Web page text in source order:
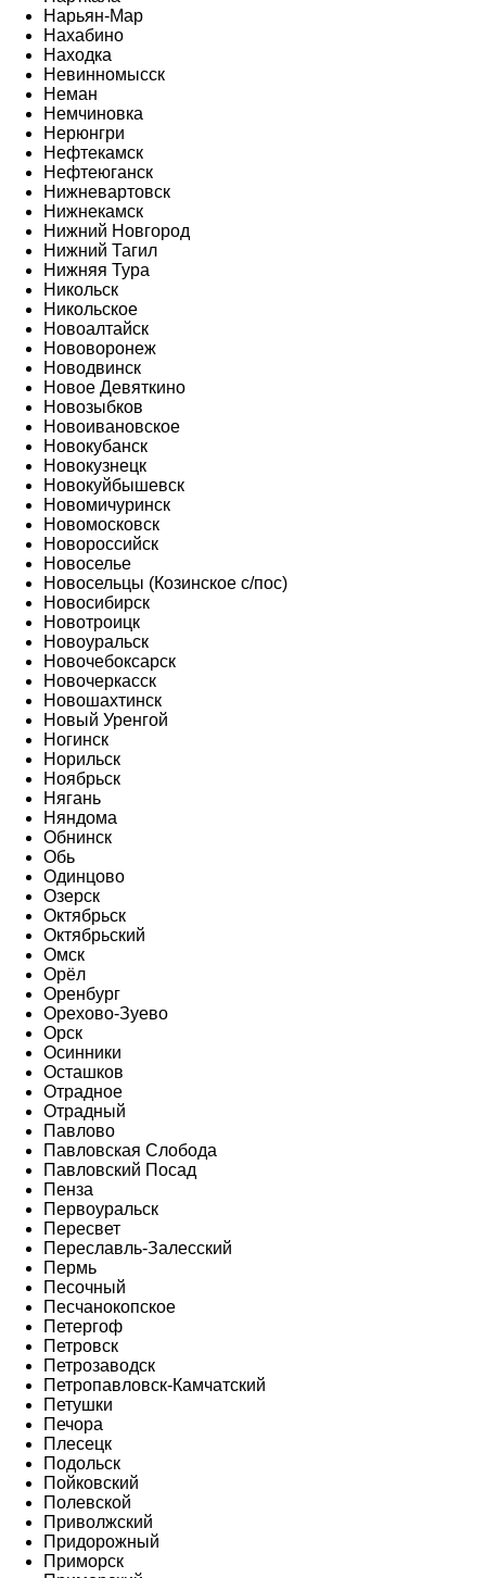
Нарьян-Мар
Нахабино
Находка
Невинномысск
Неман
Немчиновка
Нерюнгри
Нефтекамск
Нефтеюганск
Нижневартовск
Нижнекамск
Нижний Новгород
Нижний Тагил
Нижняя Тура
Никольск
Никольское
Новоалтайск
Нововоронеж
Новодвинск
Новое Девяткино
Новозыбков
Новоивановское
Новокубанск
Новокузнецк
Новокуйбышевск
Новомичуринск
Новомосковск
Новороссийск
Новоселье
Новосельцы (Козинское с/пос)
Новосибирск
Новотроицк
Новоуральск
Новочебоксарск
Новочеркасск
Новошахтинск
Новый Уренгой
Ногинск
Норильск
Ноябрьск
Нягань
Няндома
Обнинск
Обь
Одинцово
Озерск
Октябрьск
Октябрьский
Омск
Орёл
Оренбург
Орехово-Зуево
Орск
Осинники
Осташков
Отрадное
Отрадный
Павлово
Павловская Слобода
Павловский Посад
Пенза
Первоуральск
Пересвет
Переславль-Залесский
Пермь
Песочный
Песчанокопское
Петергоф
Петровск
Петрозаводск
Петропавловск-Камчатский
Петушки
Печора
Плесецк
Подольск
Пойковский
Полевской
Приволжский
Придорожный
Приморск